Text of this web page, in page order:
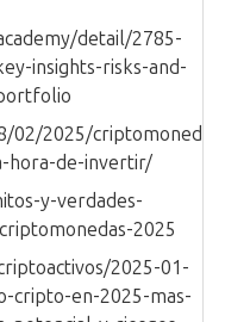
detail/2785-
insights-risks-and-
02/2025/
hora-de-invertir/
y-verdades-
2025
2025-01-
cripto-en-2025-mas-